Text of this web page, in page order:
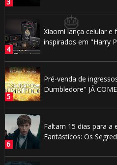
Xiaomi lança celular
inspirados em "Harry
Pré-venda de
Dumbledore" JÁ
Faltam 15 dias para a
Fantásticos: Os